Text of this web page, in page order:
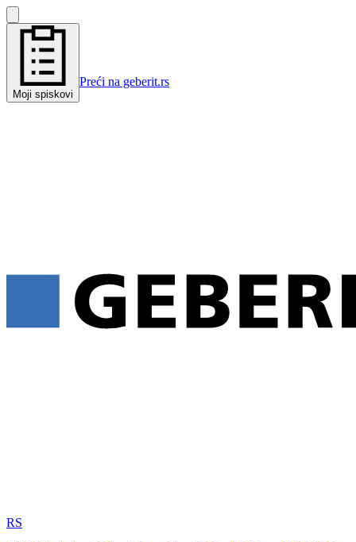
Moji spiskovi
Preći na geberit.rs
RS